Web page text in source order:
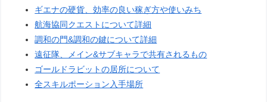
ギエナの硬貨、効率の良い稼ぎ方や使いみち
航海協同クエストについて詳細
調和の門&調和の鍵について詳細
遠征隊、メイン&サブキャラで共有されるもの
ゴールドラビットの居所について
全スキルポーション入手場所